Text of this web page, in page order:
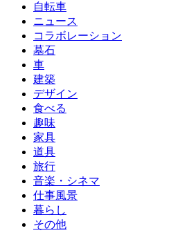
自転車
ニュース
コラボレーション
墓石
車
建築
デザイン
食べる
趣味
家具
道具
旅行
音楽・シネマ
仕事風景
暮らし
その他